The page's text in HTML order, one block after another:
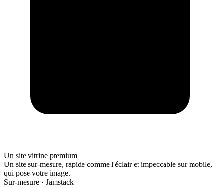
Un site vitrine premium
Un site sur-mesure, rapide comme l'éclair et impeccable sur mobile,
qui pose votre image.
Sur-mesure · Jamstack